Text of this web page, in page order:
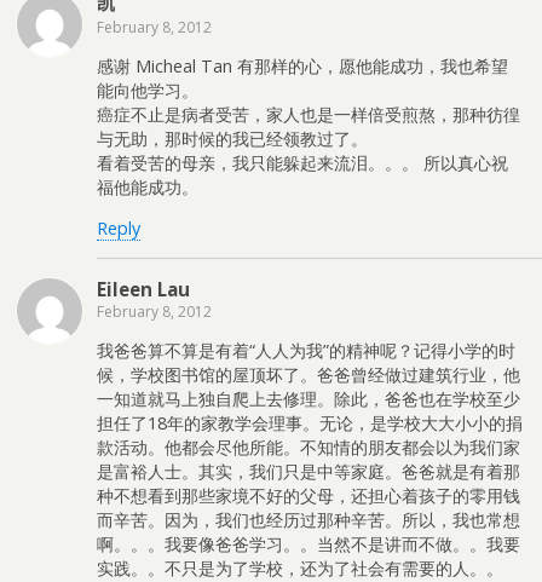
February 8, 2012
感谢 Micheal Tan 有那样的心，愿他能成功，我也希望
能向他学习。
癌症不止是病者受苦，家人也是一样倍受煎熬，那种彷徨
与无助，那时候的我已经领教过了。
看着受苦的母亲，我只能躲起来流泪。。。 所以真心祝
福他能成功。
Reply
Eileen Lau
February 8, 2012
我爸爸算不算是有着“人人为我”的精神呢？记得小学的时
候，学校图书馆的屋顶坏了。爸爸曾经做过建筑行业，他
一知道就马上独自爬上去修理。除此，爸爸也在学校至少
担任了18年的家教学会理事。无论，是学校大大小小的捐
款活动。他都会尽他所能。不知情的朋友都会以为我们家
是富裕人士。其实，我们只是中等家庭。爸爸就是有着那
种不想看到那些家境不好的父母，还担心着孩子的零用钱
而辛苦。因为，我们也经历过那种辛苦。所以，我也常想
啊。。。我要像爸爸学习。。当然不是讲而不做。。我要
实践。。不只是为了学校，还为了社会有需要的人。。